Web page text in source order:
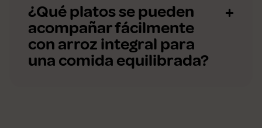
¿Qué platos se pueden
acompañar fácilmente
con arroz integral para
una comida equilibrada?